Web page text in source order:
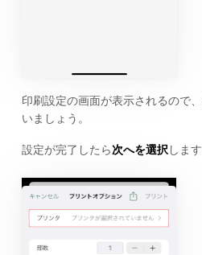
印刷設定の画面が表示されるので
いましょう。
設定が完了したら次へを選択します